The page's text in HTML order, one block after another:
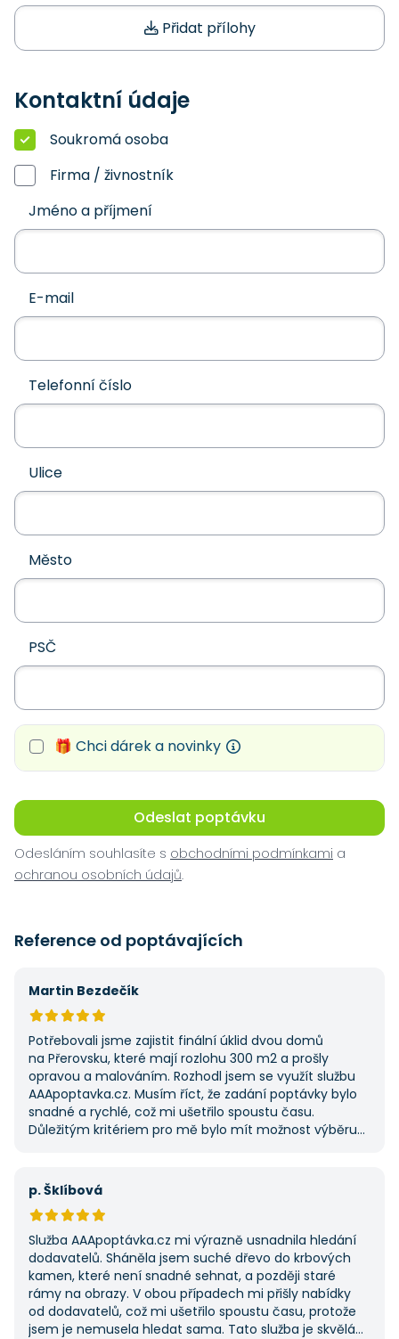
Přidat přílohy
Kontaktní údaje
Soukromá osoba
Firma / živnostník
Jméno a příjmení
E-mail
Telefonní číslo
Ulice
Město
PSČ
🎁 Chci dárek a novinky
Odeslat poptávku
Odesláním souhlasíte s obchodními podmínkami a
ochranou osobních údajů.
Reference od poptávajících
Martin Bezdečík
Potřebovali jsme zajistit finální úklid dvou domů
na Přerovsku, které mají rozlohu 300 m2 a prošly
opravou a malováním. Rozhodl jsem se využít službu
AAApoptavka.cz. Musím říct, že zadání poptávky bylo
snadné a rychlé, což mi ušetřilo spoustu času.
Důležitým kritériem pro mě bylo mít možnost výběru
první, ale se službou jsem byl spokojený, protože mi
umožnila najít rychlé řešení. Vše proběhlo v pořádku
a příště jejich službu využiji znovu.
p. Šklíbová
Služba AAApoptávka.cz mi výrazně usnadnila hledání
dodavatelů. Sháněla jsem suché dřevo do krbových
kamen, které není snadné sehnat, a později staré
rámy na obrazy. V obou případech mi přišly nabídky
od dodavatelů, což mi ušetřilo spoustu času, protože
jsem je nemusela hledat sama. Tato služba je skvělá